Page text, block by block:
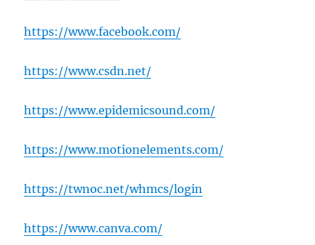
https://www.facebook.com/
https://www.csdn.net/
https://www.epidemicsound.com/
https://www.motionelements.com/
https://twnoc.net/whmcs/login
https://www.canva.com/